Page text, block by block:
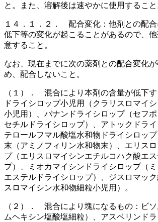
と。また、溶解後は速やかに使用すること
１４．１．２． 配合変化：他剤との配
低下等の変化が起こることがあるので、
意すること。
なお、現在までに次の薬剤との配合変化
め、配合しないこと。
（１）． 混合により本剤の含量が低下
ドライシロップ小児用（クラリスロマイ
小児用）、バナンドライシロップ（セフ
セチルドライシロップ）、アトックドラ
テロールフマル酸塩水和物ドライシロッ
末（アミノフィリン水和物末）、エリス
プ（エリスロマイシンエチルコハク酸エ
プ）、ミオカマイシンドライシロップ（
エステルドライシロップ）、ジスロマッ
スロマイシン水和物細粒小児用）。
（２）． 混合により塊になるもの：ビ
ムヘキシン塩酸塩細粒）、アスベリンド